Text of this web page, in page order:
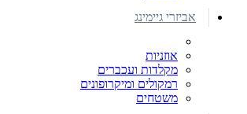
אביזרי גיימינג
אוזניות
מקלדות ועכברים
רמקולים ומיקרופונים
משטחים